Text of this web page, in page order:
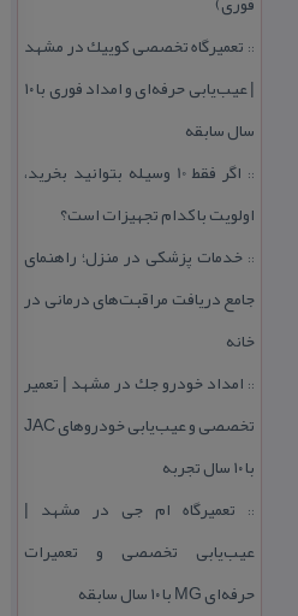
:: تعمیرگاه تخصصی كوییك در مشهد
| عیب‌یابی حرفه‌ای و امداد فوری با ۱۰
سال سابقه
::
اگر فقط 10 وسیله بتوانید بخرید،
اولویت با كدام تجهیزات است؟
:: خدمات پزشكی در منزل؛ راهنمای
جامع دریافت مراقبت‌های درمانی در
خانه
:: امداد خودرو جك در مشهد | تعمیر
تخصصی و عیب‌یابی خودروهای JAC
با ۱۰ سال تجربه
:: تعمیرگاه ام جی در مشهد |
عیب‌یابی تخصصی و تعمیرات
حرفه‌ای MG با ۱۰ سال سابقه